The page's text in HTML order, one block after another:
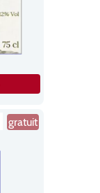
gratuit